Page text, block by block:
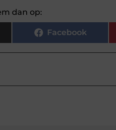
dan op:
Facebook